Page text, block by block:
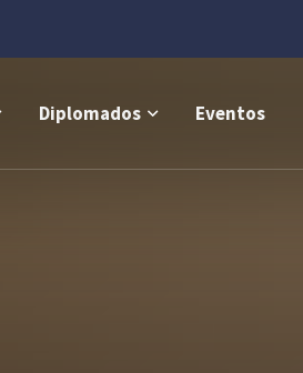
Diplomados Eventos